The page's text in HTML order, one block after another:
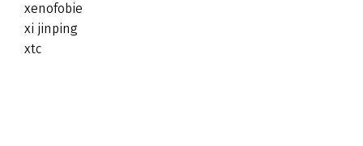
xenofobie
xi jinping
xtc